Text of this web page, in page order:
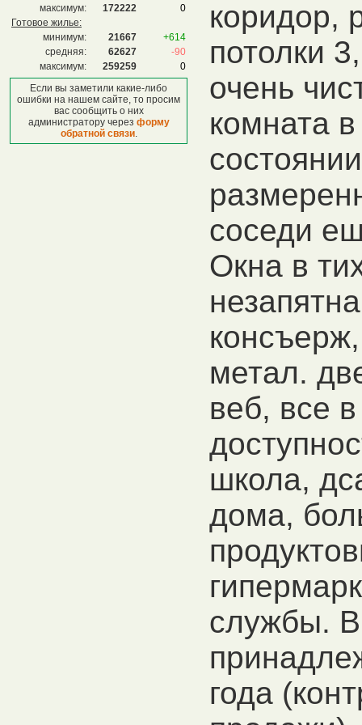
максимум: 172222
0
Готовое жилье:
минимум:
21667
+614
средняя:
62627
-90
максимум:
259259
0
Если вы заметили какие-либо
ошибки на нашем сайте, то просим
вас сообщить о них
администратору через форму
обратной связи.
коридор,
потолки
очень
комната
соседи
Окна в
метал.
веб, все
школа,
дома,
службы. В
года